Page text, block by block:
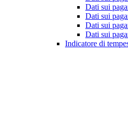
Dati sui
Dati sui
Dati sui
Dati sui
Indicatore di